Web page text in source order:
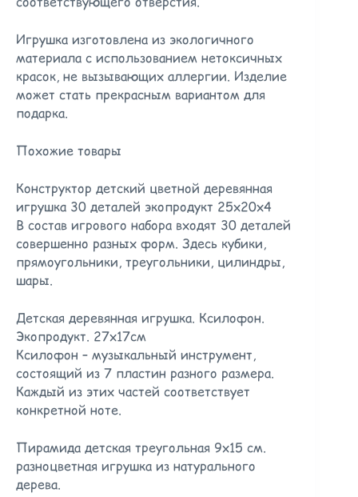
Игрушка изготовлена из экологичного
материала с использованием нетоксичных
красок, не вызывающих аллергии. Изделие
может стать прекрасным вариантом для
подарка.
Похожие товары
Конструктор детский цветной деревянная
игрушка 30 деталей экопродукт 25х20х4
В состав игрового набора входят 30 деталей
совершенно разных форм. Здесь кубики,
прямоугольники, треугольники, цилиндры,
шары.
Детская деревянная игрушка. Ксилофон.
Экопродукт. 27х17см
Ксилофон – музыкальный инструмент,
состоящий из 7 пластин разного размера.
Каждый из этих частей соответствует
конкретной ноте.
Пирамида детская треугольная 9х15 см.
разноцветная игрушка из натурального
дерева.